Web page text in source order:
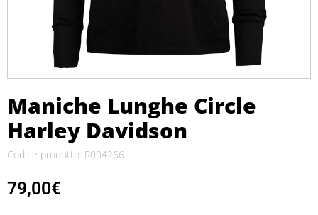
Maniche Lunghe Circle
Harley Davidson
Codice prodotto: R004266
79,00€